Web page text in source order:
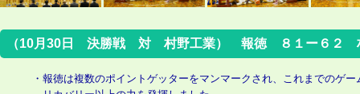
（10月30日 決勝戦 対 村野工業） 報徳 ８１ー６２
・報徳は複数のポイントゲッターをマンマークされ、これまでのゲ